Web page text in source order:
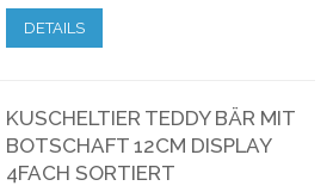
DETAILS
KUSCHELTIER TEDDY BÄR MIT
BOTSCHAFT 12CM DISPLAY
4FACH SORTIERT